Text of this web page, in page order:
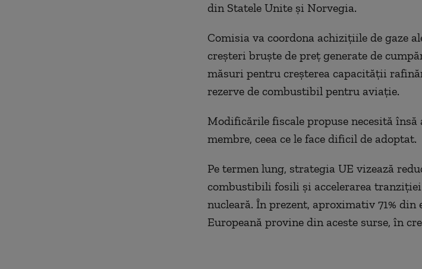
din Statele Unite şi Norvegia.
Comisia va coordona achiziţiile de gaze
creşteri bruşte de preţ generate de
măsuri pentru creşterea capacităţii
rezerve de combustibil pentru aviaţie.
Modificările fiscale propuse necesită
membre, ceea ce le face dificil de adoptat.
Pe termen lung, strategia UE vizează
combustibili fosili şi accelerarea
nucleară. În prezent, aproximativ 71%
Europeană provine din aceste surse, în